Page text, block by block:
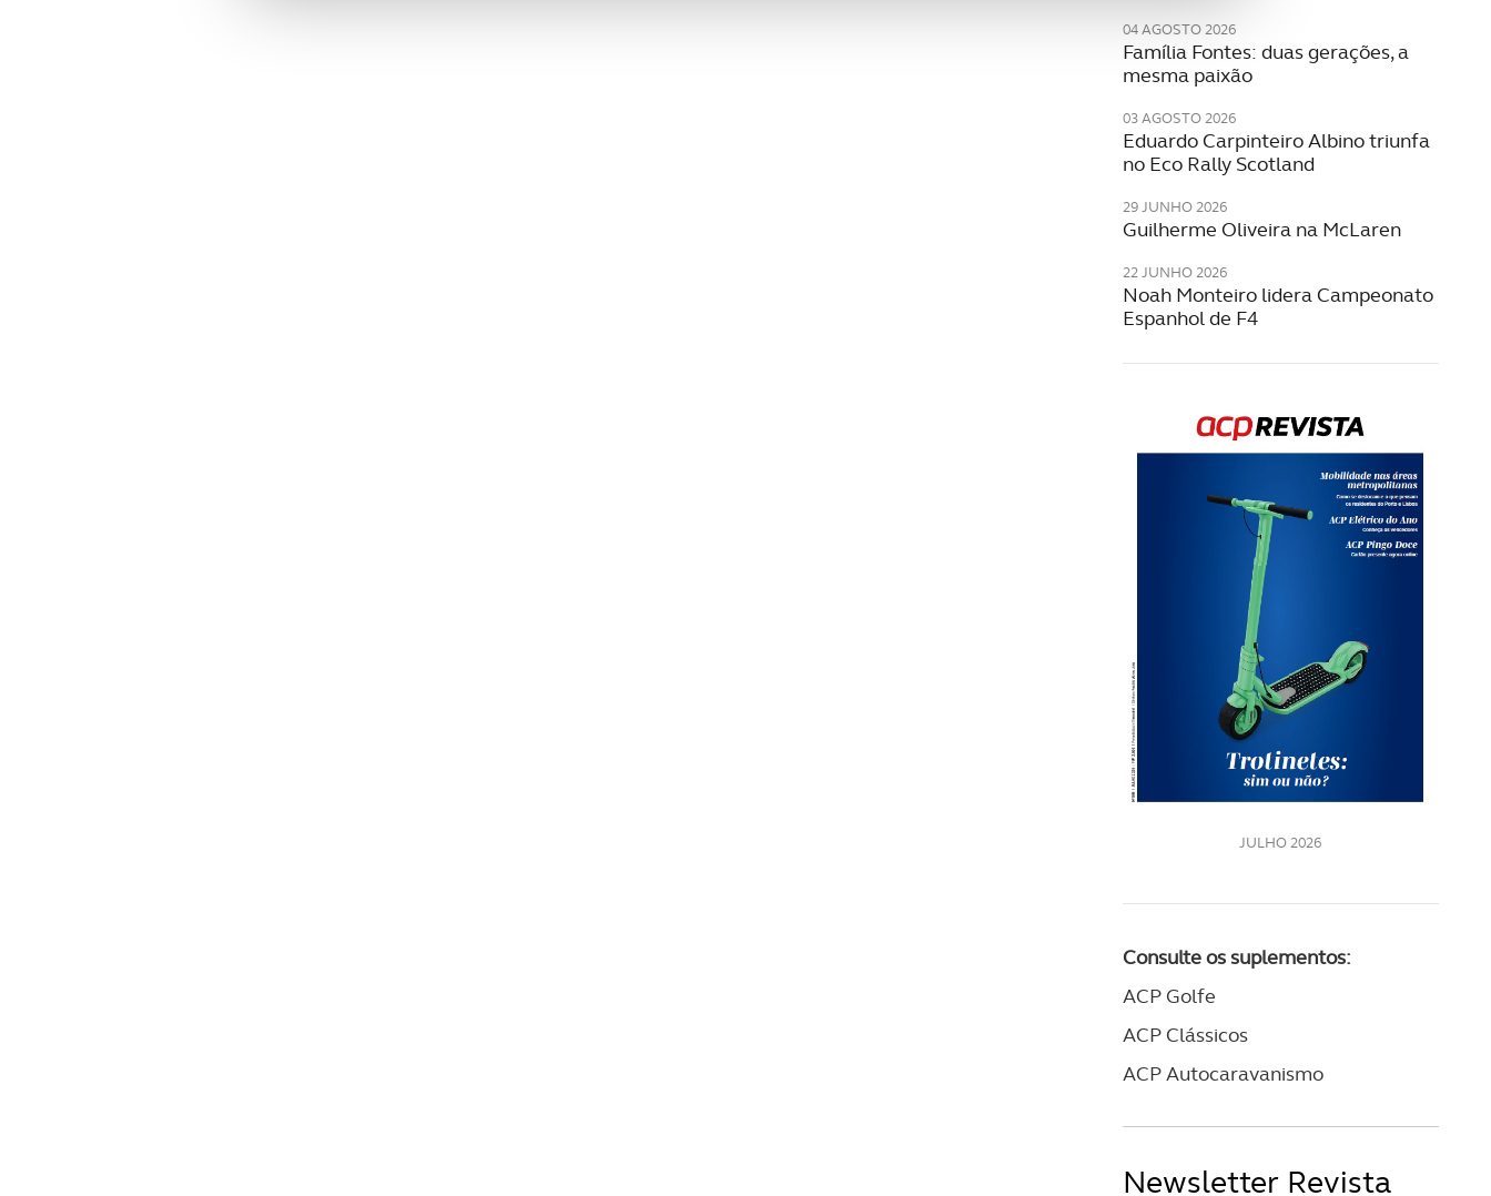
Realçamos que o bloqueio de certo tipo de Cookies e tecnologias similares pode ter impacto na sua experiência de
04 AGOSTO 2026
Família Fontes: duas gerações, a
mesma paixão
03 AGOSTO 2026
Eduardo Carpinteiro Albino triunfa
no Eco Rally Scotland
29 JUNHO 2026
Guilherme Oliveira na McLaren
22 JUNHO 2026
Noah Monteiro lidera Campeonato
Espanhol de F4
JULHO 2026
Consulte os suplementos:
ACP Golfe
ACP Clássicos
ACP Autocaravanismo
Newsletter Revista